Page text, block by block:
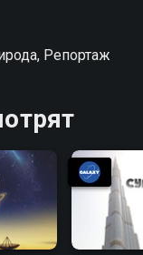
Репортаж